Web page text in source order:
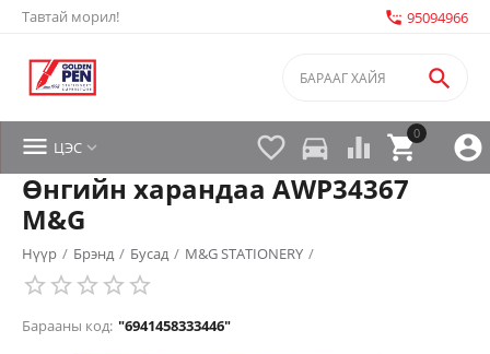
Тавтай морил! settings_phone 95094966


0

 directions_car 
 ЦЭС 
Өнгийн харандаа AWP34367
M&G
Нүүр / Брэнд / Бусад / M&G STATIONERY /
Барааны код: "6941458333446"